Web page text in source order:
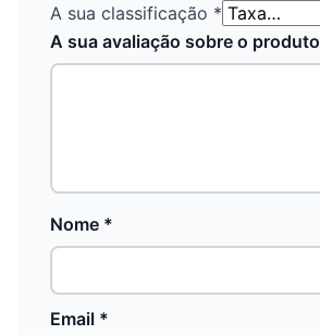
A sua classificação *
A sua avaliação sobre o produto
Nome *
Email *